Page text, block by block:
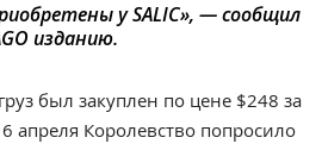
у SALIC», — сообщил
изданию.
был закуплен по цене $248 за
апреля Королевство попросило